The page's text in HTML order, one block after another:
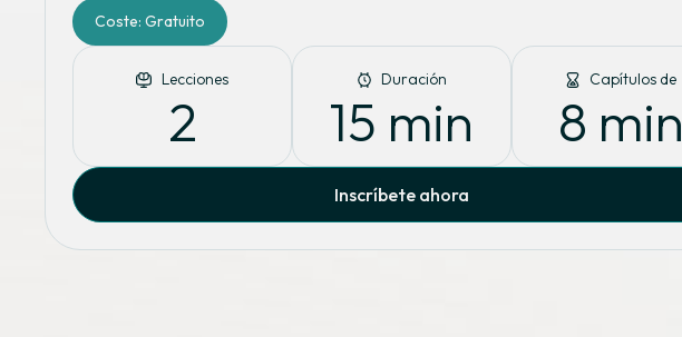
Coste: Gratuito
Lecciones
2
Duración
15 min
Capítulos de
8 min
Inscríbete ahora